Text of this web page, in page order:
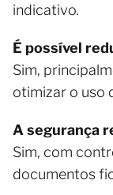
indicativo.
É possível
Sim,
otimizar o uso
A segurança
Sim, com
documentos